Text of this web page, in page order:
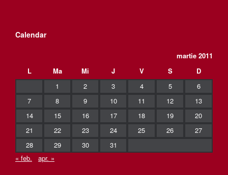
Calendar
martie 2011
L
Ma Mi J V S
D
1
2 3 4 5
6
7
8 9 10 11 12
13
14
15 16 17 18 19
20
21
22 23 24 25 26
27
28
29 30
31
« feb.
apr. »